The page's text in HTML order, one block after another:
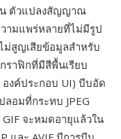
น ตัวแปลงสัญญาณ
ามแพร่หลายที่ไม่มีรูป
ม่สูญเสียข้อมูลสำหรับ
ราฟิกที่มีสีพื้นเรียบ
งค์ประกอบ UI) บีบอัด
อมที่กระทบ JPEG
จะหมดอายุแล้วใน